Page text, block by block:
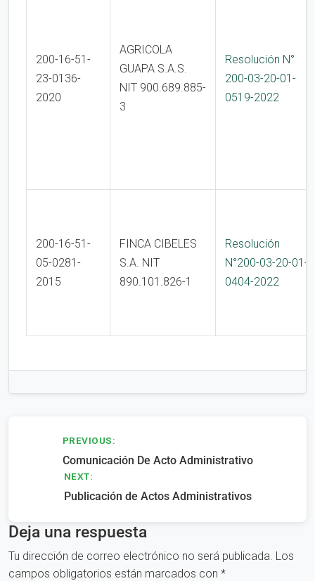
200-16-51-
23-0136-
2020
AGRICOLA
GUAPA S.A.S.
NIT 900.689.885-
3
Resolución N°
200-03-20-01-
0519-2022
200-16-51-
05-0281-
2015
FINCA CIBELES
S.A. NIT
890.101.826-1
Resolución
N°200-03-20-01-
0404-2022
Navegación
entradas
PREVIOUS:
Comunicación De Acto Administrativo
NEXT:
Publicación de Actos Administrativos
Deja una respuesta
Tu dirección de correo electrónico no será publicada. Los
campos obligatorios están marcados con *